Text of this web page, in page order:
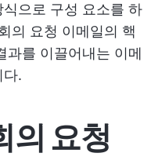
으로 구성 요소를 하
의 요청 이메일의 핵
과를 이끌어내는 이메
다.
의 요청